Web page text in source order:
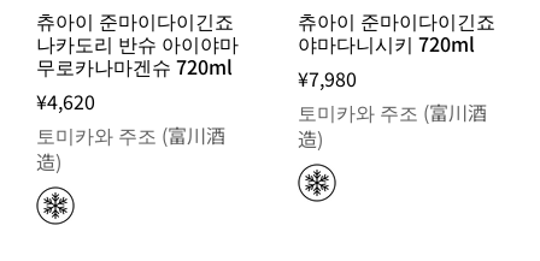
츄아이 준마이다이긴죠
나카도리 반슈 아이야마
무로카나마겐슈 720ml
¥4,620
토미카와 주조 (富川酒
造)
츄아이 준마이다이긴죠
야마다니시키 720ml
¥7,980
토미카와 주조 (富川酒
造)